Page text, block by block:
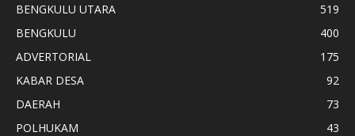
BENGKULU UTARA
519
BENGKULU
400
ADVERTORIAL
175
KABAR DESA
92
DAERAH
73
POLHUKAM
43